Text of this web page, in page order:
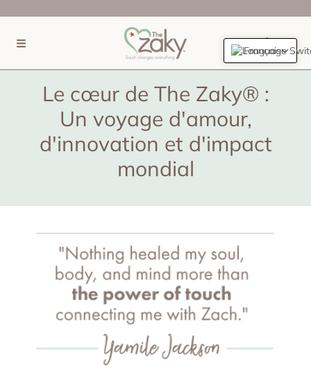
IGNORER ET PASSER AU CONTENU
Le cœur de The Zaky® :
Un voyage d'amour,
d'innovation et d'impact
mondial
Français